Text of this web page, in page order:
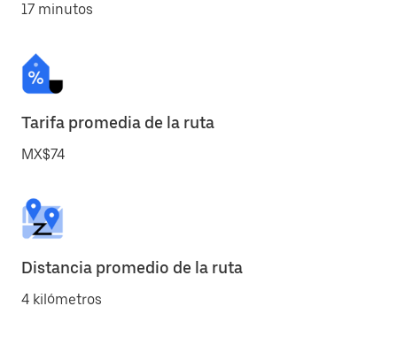
17 minutos
Tarifa promedia de la ruta
MX$74
Distancia promedio de la ruta
4 kilómetros